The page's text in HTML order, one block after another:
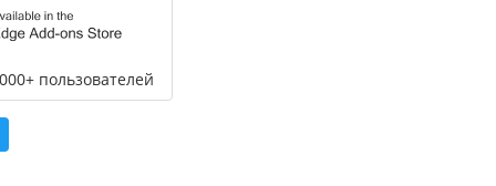
пользователей